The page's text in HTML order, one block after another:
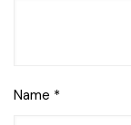
Name *